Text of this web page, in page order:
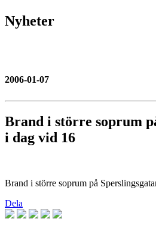
Nyheter
2006-01-07
Brand i större soprum
i dag vid 16
Brand i större soprum på
Dela